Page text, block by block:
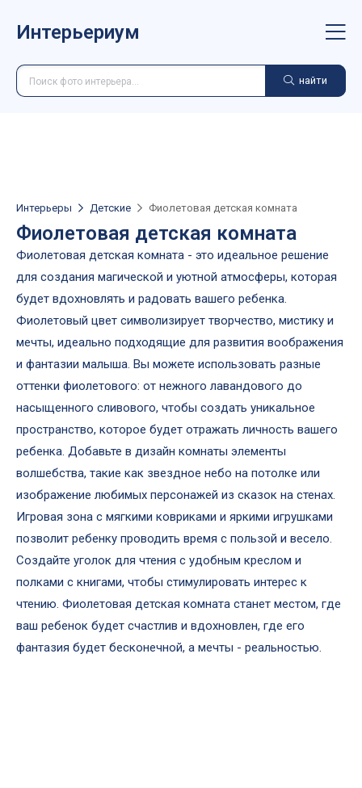
Интерьериум
найти
Интерьеры Детские Фиолетовая детская комната
Фиолетовая детская комната
Фиолетовая детская комната - это идеальное решение
для создания магической и уютной атмосферы, которая
будет вдохновлять и радовать вашего ребенка.
Фиолетовый цвет символизирует творчество, мистику и
мечты, идеально подходящие для развития воображения
и фантазии малыша. Вы можете использовать разные
оттенки фиолетового: от нежного лавандового до
насыщенного сливового, чтобы создать уникальное
пространство, которое будет отражать личность вашего
ребенка. Добавьте в дизайн комнаты элементы
волшебства, такие как звездное небо на потолке или
изображение любимых персонажей из сказок на стенах.
Игровая зона с мягкими ковриками и яркими игрушками
позволит ребенку проводить время с пользой и весело.
Создайте уголок для чтения с удобным креслом и
полками с книгами, чтобы стимулировать интерес к
чтению. Фиолетовая детская комната станет местом, где
ваш ребенок будет счастлив и вдохновлен, где его
фантазия будет бесконечной, а мечты - реальностью.